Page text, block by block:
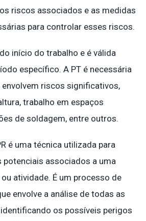
riscos associados e as medidas
para controlar esses riscos.
início do trabalho e é válida
específico. A PT é necessária
envolvem riscos significativos,
trabalho em espaços
de soldagem, entre outros.
é uma técnica utilizada para
associados a uma
atividade. É um processo de
envolve a análise de todas as
os possíveis perigos